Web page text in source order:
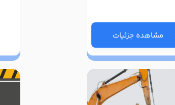
مشاهده جزئیات